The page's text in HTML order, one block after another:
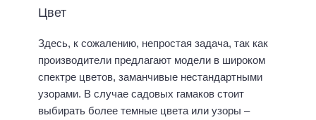
Цвет
Здесь, к сожалению, непростая задача, так как
производители предлагают модели в широком
спектре цветов, заманчивые нестандартными
узорами. В случае садовых гамаков стоит
выбирать более темные цвета или узоры –